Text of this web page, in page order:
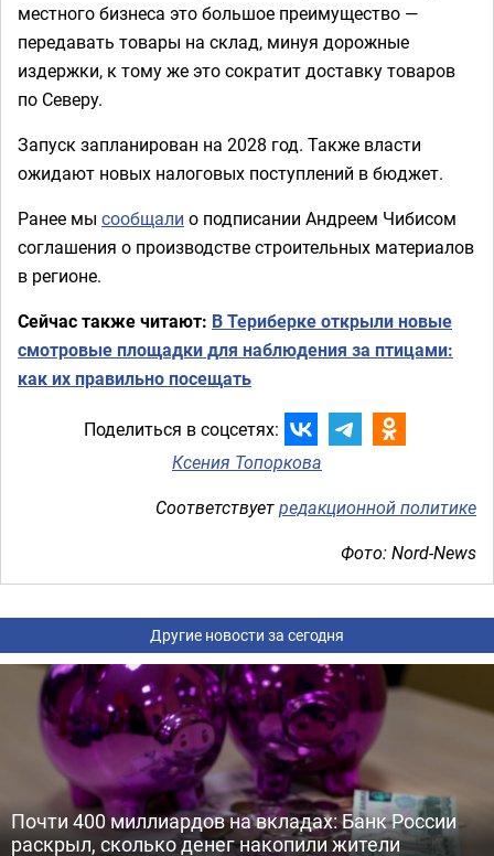
местного бизнеса это большое преимущество —
передавать товары на склад, минуя дорожные
издержки, к тому же это сократит доставку товаров
по Северу.
Запуск запланирован на 2028 год. Также власти
ожидают новых налоговых поступлений в бюджет.
Ранее мы сообщали о подписании Андреем Чибисом
соглашения о производстве строительных материалов
в регионе.
Сейчас также читают: В Териберке открыли новые
смотровые площадки для наблюдения за птицами:
как их правильно посещать
Поделиться в соцсетях:
Ксения Топоркова
Соответствуетредакционной политике
Фото: Nord-News
Другие новости за сегодня
Почти 400 миллиардов на вкладах: Банк России
раскрыл, сколько денег накопили жители